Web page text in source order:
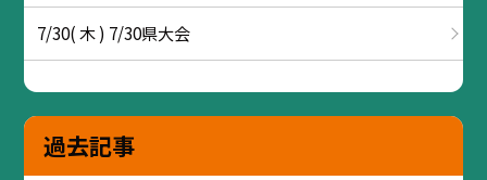
7/30( 木 ) 7/30県大会
過去記事